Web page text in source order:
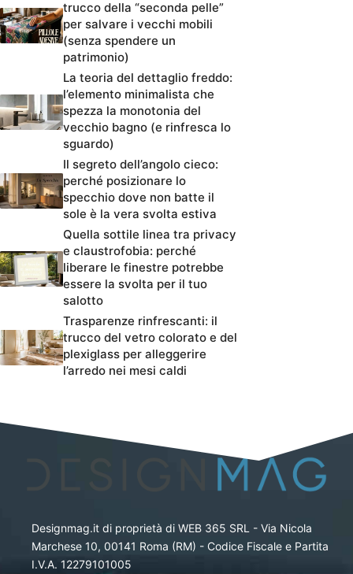
trucco della “seconda pelle”
per salvare i vecchi mobili
(senza spendere un
patrimonio)
La teoria del dettaglio freddo:
l’elemento minimalista che
spezza la monotonia del
vecchio bagno (e rinfresca lo
sguardo)
Il segreto dell’angolo cieco:
perché posizionare lo
specchio dove non batte il
sole è la vera svolta estiva
Quella sottile linea tra privacy
e claustrofobia: perché
liberare le finestre potrebbe
essere la svolta per il tuo
salotto
Trasparenze rinfrescanti: il
trucco del vetro colorato e del
plexiglass per alleggerire
l’arredo nei mesi caldi
Designmag.it di proprietà di WEB 365 SRL - Via Nicola
Marchese 10, 00141 Roma (RM) - Codice Fiscale e Partita
I.V.A. 12279101005